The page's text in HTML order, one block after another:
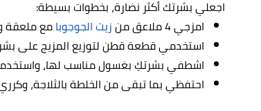
اجعلي بشرتك أكثر نضارة، بخطوات بسيطة:
امزجي 4 ملاعق من
زيت الجوجوبامع ملعقة
استخدمي قطعة قطن لتوزيع المزيج على
اشطفي بشرتكِ بغسول مناسب لها،
احتفظي بما تبقى من الخلطة بالثلاجة،